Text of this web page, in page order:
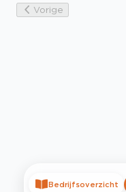
Vorige
Bedrijfsoverzicht